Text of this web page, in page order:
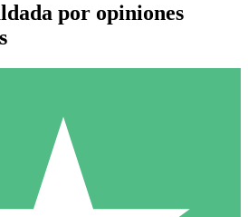
Créditos Individuales
créditos de descarga. Sin compromiso
por opiniones